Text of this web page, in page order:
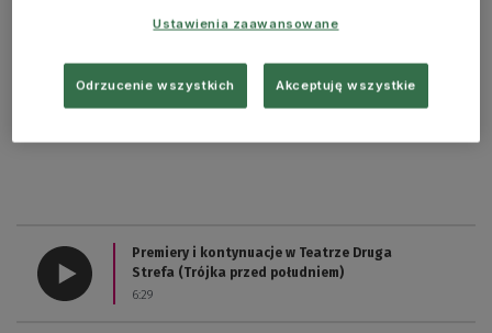
wykonać polecenie Królowej Kier, czyli zabrać ludzi do jej
ludzi przedziwnymi rzeczami – zdradza zarys fabuły Sylwester
Biraga, dyrektor Teatru Druga Strefa.
Premiery i kontynuacje w Teatrze Druga
Strefa (Trójka przed południem)
6:29
Ustawienia zaawansowane
Odrzucenie wszystkich Akceptuję wszystkie